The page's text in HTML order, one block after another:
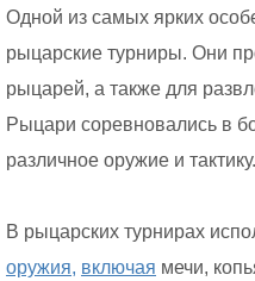
Одной из самых ярких
рыцарские турниры. Они
рыцарей, а также для
Рыцари соревновались в
различное оружие и тактику.
В рыцарских турнирах
оружия, включая мечи,